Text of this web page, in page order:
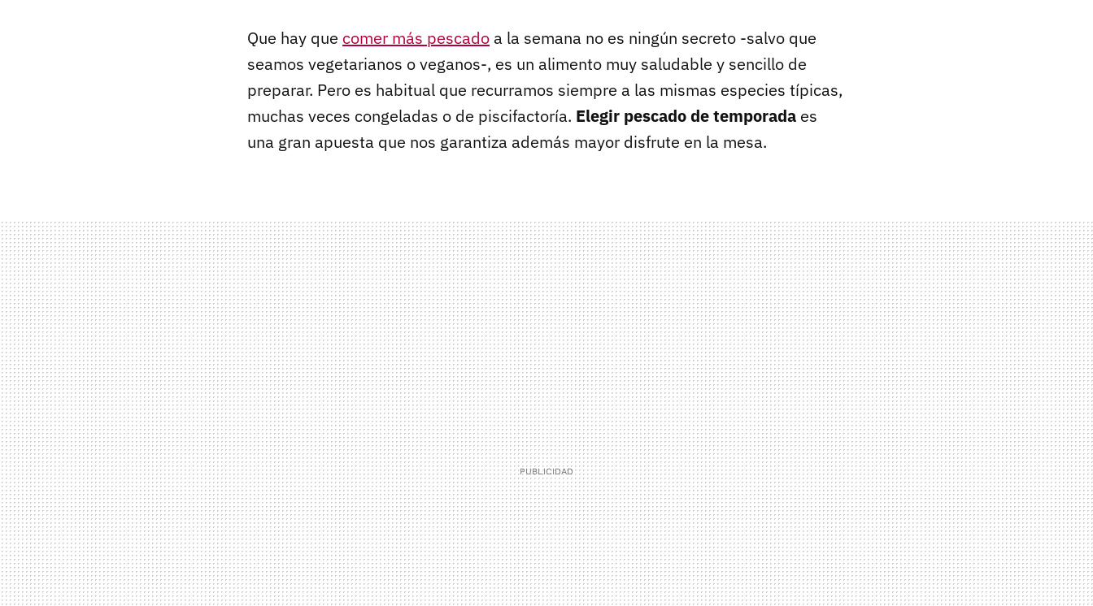
Que hay que comer más pescado a la semana no es ningún secreto -salvo que
seamos vegetarianos o veganos-, es un alimento muy saludable y sencillo de
preparar. Pero es habitual que recurramos siempre a las mismas especies típicas,
muchas veces congeladas o de piscifactoría. Elegir pescado de temporada es
una gran apuesta que nos garantiza además mayor disfrute en la mesa.